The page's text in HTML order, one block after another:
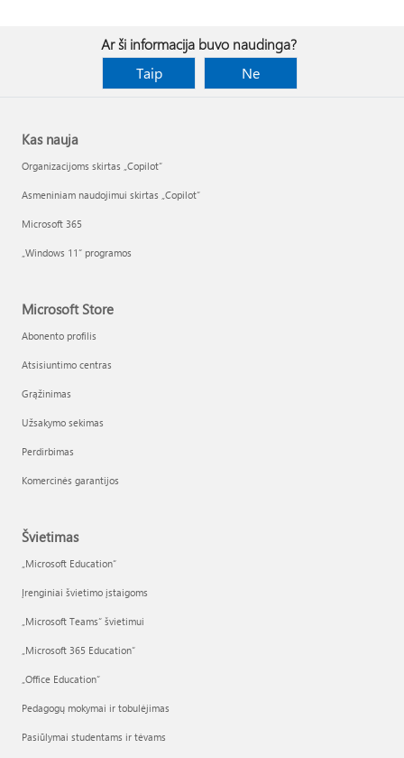
Ar ši informacija buvo naudinga?
Taip
Ne
Kas nauja
Organizacijoms skirtas „Copilot“
Asmeniniam naudojimui skirtas „Copilot“
Microsoft 365
„Windows 11“ programos
Microsoft Store
Abonento profilis
Atsisiuntimo centras
Grąžinimas
Užsakymo sekimas
Perdirbimas
Komercinės garantijos
Švietimas
„Microsoft Education“
Įrenginiai švietimo įstaigoms
„Microsoft Teams“ švietimui
„Microsoft 365 Education“
„Office Education“
Pedagogų mokymai ir tobulėjimas
Pasiūlymai studentams ir tėvams